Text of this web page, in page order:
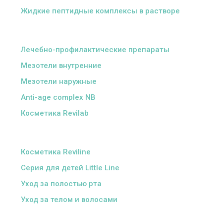
Жидкие пептидные комплексы в растворе
Лечебно-профилактические препараты
Мезотели внутренние
Мезотели наружные
Anti-age complex NB
Косметика Revilab
Косметика Reviline
Серия для детей Little Line
Уход за полостью рта
Уход за телом и волосами